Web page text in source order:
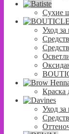
Сухие
Уход за
Краска
Уход за